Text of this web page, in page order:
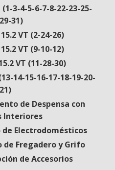
3-4-5-6-7-8-22-23-25-
31)
VT (2-24-26)
VT (9-10-12)
VT (11-28-30)
14-15-16-17-18-19-20-
21)
de Despensa con
Interiores
de Electrodomésticos
de Fregadero y Grifo
de Accesorios